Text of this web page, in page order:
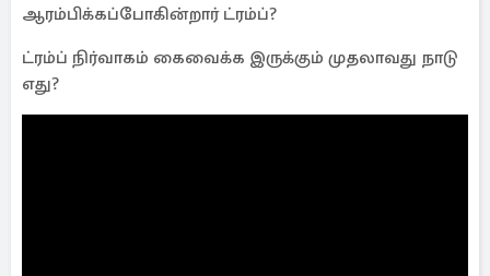
ஆரம்பிக்கப்போகின்றார் ட்ரம்ப்?
ட்ரம்ப் நிர்வாகம் கைவைக்க இருக்கும் முதலாவது நாடு
எது?